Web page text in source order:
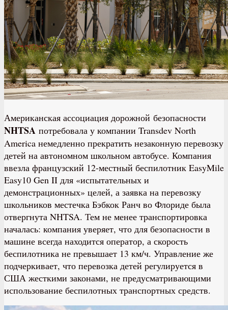
Американская ассоциация дорожной ­безопасности
NHTSA потребовала у компании Transdev North
America немедленно прекратить незаконную перевозку
детей на автономном школьном автобусе. Компания
ввезла французский 12-местный беспилотник EasyMile
Easy10 Gen II для «испытательных и
демонстрационных» целей, а заявка на перевозку
школьников местечка Бэбкок Ранч во Флориде была
отвергнута NHTSA. Тем не менее транспортировка
началась: компания уверяет, что для безопасности в
машине всегда находится оператор, а скорость
беспилотника не превышает 13 км/ч. Управление же
подчеркивает, что перевозка детей регулируется в
США жесткими законами, не предусматривающими
использование беспилотных транспортных средств.